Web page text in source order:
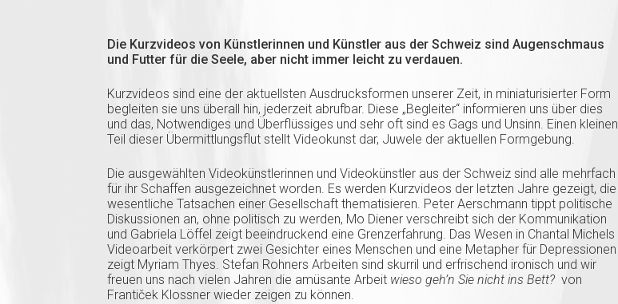
Die Kurzvideos von Künstlerinnen und Künstler aus der Schweiz sind Augenschmaus
und Futter für die Seele, aber nicht immer leicht zu verdauen.
Kurzvideos sind eine der aktuellsten Ausdrucksformen unserer Zeit, in miniaturisierter Form
begleiten sie uns überall hin, jederzeit abrufbar. Diese „Begleiter“ informieren uns über dies
und das, Notwendiges und Überflüssiges und sehr oft sind es Gags und Unsinn. Einen kleinen
Teil dieser Übermittlungsflut stellt Videokunst dar, Juwele der aktuellen Formgebung.
Die ausgewählten Videokünstlerinnen und Videokünstler aus der Schweiz sind alle mehrfach
für ihr Schaffen ausgezeichnet worden. Es werden Kurzvideos der letzten Jahre gezeigt, die
wesentliche Tatsachen einer Gesellschaft thematisieren. Peter Aerschmann tippt politische
Diskussionen an, ohne politisch zu werden, Mo Diener verschreibt sich der Kommunikation
und Gabriela Löffel zeigt beeindruckend eine Grenzerfahrung. Das Wesen in Chantal Michels
Videoarbeit verkörpert zwei Gesichter eines Menschen und eine Metapher für Depressionen
zeigt Myriam Thyes. Stefan Rohners Arbeiten sind skurril und erfrischend ironisch und wir
freuen uns nach vielen Jahren die amüsante Arbeit wieso geh’n Sie nicht ins Bett? von
Frantiček Klossner wieder zeigen zu können.